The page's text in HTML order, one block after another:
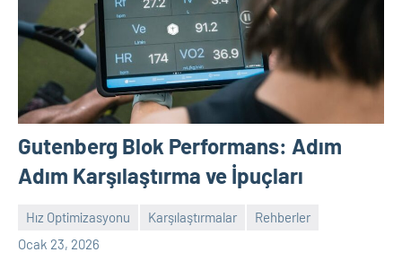
Gutenberg Blok Performans: Adım
Adım Karşılaştırma ve İpuçları
Hız Optimizasyonu Karşılaştırmalar
Rehberler
Ocak 23, 2026
admin
Yorum